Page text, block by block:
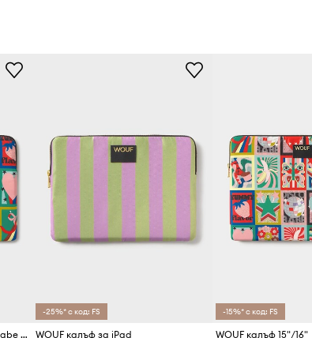
Калъф за лаптоп WOUF Discobabe 13"/14"
-25%* с код: FS
WOUF калъф за iPad
-15%* с код: FS
WOUF калъф 15"/16"